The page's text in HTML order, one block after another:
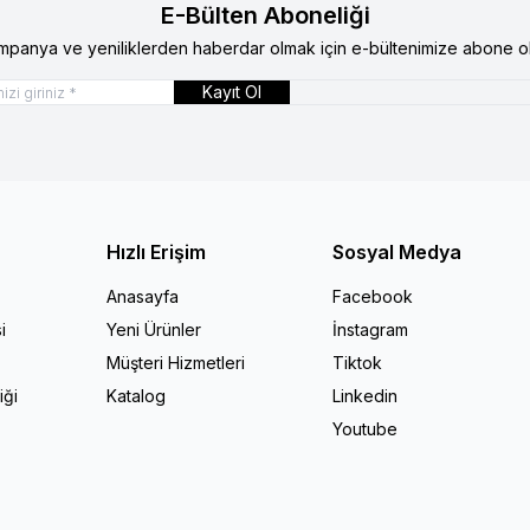
E-Bülten Aboneliği
ve yeniliklerden haberdar olmak için e-bültenimize abone
Kayıt Ol
Hızlı Erişim
Anasayfa
Yeni Ürünler
Müşteri Hizmetleri
Katalog
Sosyal Medya
Facebook
İnstagram
Tiktok
Linkedin
Youtube